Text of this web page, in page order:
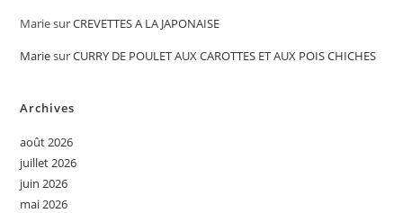
MariesurCREVETTES A LA JAPONAISE
MariesurCURRY DE POULET AUX CAROTTES ET AUX POIS CHICHES
Archives
août 2026
juillet 2026
juin 2026
mai 2026